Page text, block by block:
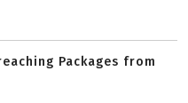
Packages from